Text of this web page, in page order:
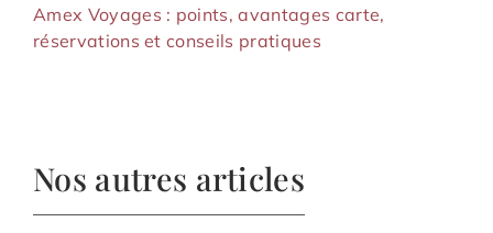
Amex Voyages : points, avantages carte,
réservations et conseils pratiques
Nos autres articles